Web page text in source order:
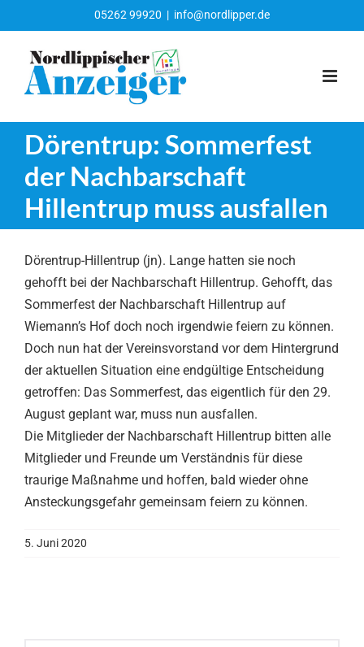
Inhalt
springen
05262 99920 | info@nordlipper.de
Dörentrup: Sommerfest
der Nachbarschaft
Hillentrup muss ausfallen
Dörentrup-Hillentrup (jn). Lange hatten sie noch
gehofft bei der Nachbarschaft Hillentrup. Gehofft, das
Sommerfest der Nachbarschaft Hillentrup auf
Wiemann’s Hof doch noch irgendwie feiern zu können.
Doch nun hat der Vereinsvorstand vor dem Hintergrund
der aktuellen Situation eine endgültige Entscheidung
getroffen: Das Sommerfest, das eigentlich für den 29.
August geplant war, muss nun ausfallen.
Die Mitglieder der Nachbarschaft Hillentrup bitten alle
Mitglieder und Freunde um Verständnis für diese
traurige Maßnahme und hoffen, bald wieder ohne
Ansteckungsgefahr gemeinsam feiern zu können.
5. Juni 2020